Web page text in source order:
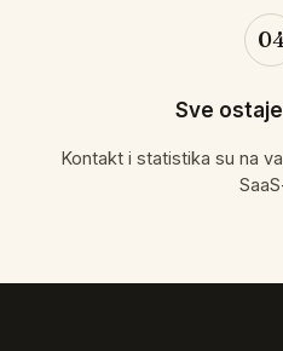
Sve
Kontakt i statistika su na